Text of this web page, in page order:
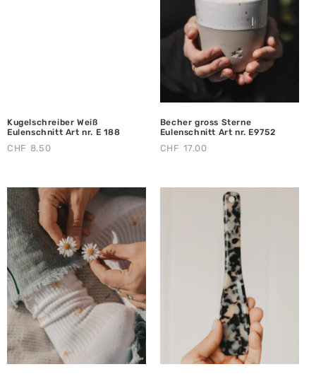
Kugelschreiber Weiß
Eulenschnitt Art nr. E 188
CHF 8.50
Becher gross Sterne
Eulenschnitt Art nr. E9752
CHF 17.00